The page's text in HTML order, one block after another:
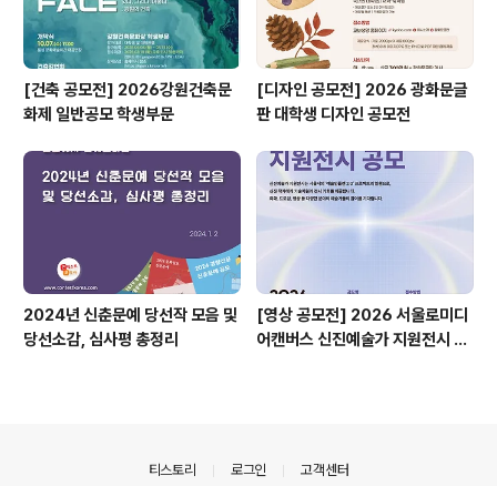
[건축 공모전] 2026강원건축문
화제 일반공모 학생부문
[디자인 공모전] 2026 광화문글
판 대학생 디자인 공모전
2024년 신춘문예 당선작 모음 및
당선소감, 심사평 총정리
[영상 공모전] 2026 서울로미디
어캔버스 신진예술가 지원전시 공
티스토리 로그인 고객센터